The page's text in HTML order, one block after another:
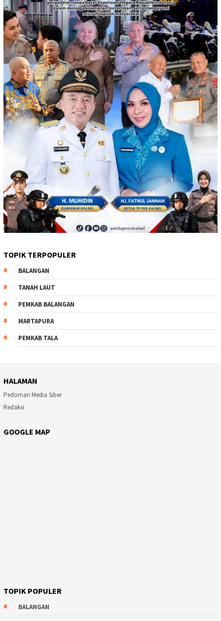
TOPIK TERPOPULER
BALANGAN
TANAH LAUT
PEMKAB BALANGAN
MARTAPURA
PEMKAB TALA
HALAMAN
Pedoman Media Siber
Redaksi
GOOGLE MAP
TOPIK POPULER
BALANGAN